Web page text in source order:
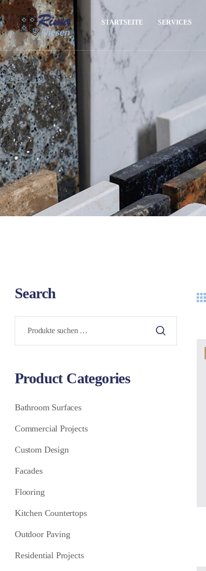
STARTSEITE SERVICES
Search
Product Categories
Bathroom Surfaces
Commercial Projects
Custom Design
Facades
Flooring
Kitchen Countertops
Outdoor Paving
Residential Projects